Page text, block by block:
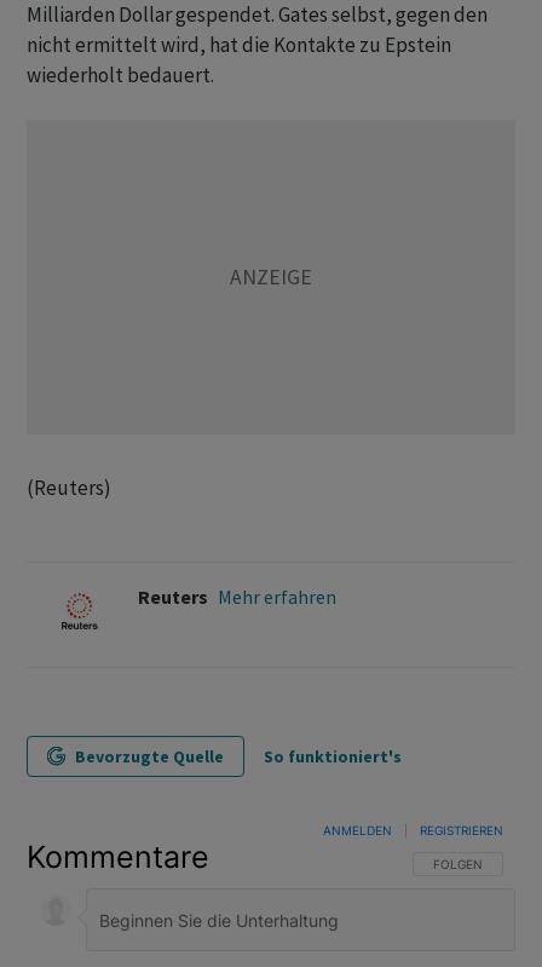
Milliarden Dollar ​gespendet. Gates selbst, gegen ⁠den
nicht ermittelt wird, hat die ‌Kontakte zu Epstein
wiederholt bedauert.
(Reuters)
Reuters Mehr erfahren
Bevorzugte Quelle So funktioniert's
Kommentare FOLGE DIESER
FOLGEN
ANMELDEN REGISTRIEREN